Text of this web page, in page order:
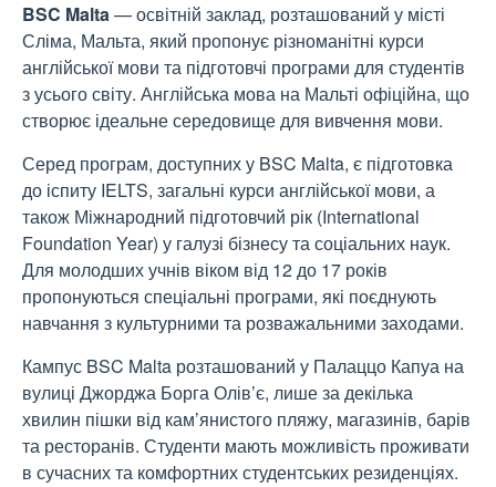
BSC Malta— освітній заклад, розташований у місті
Сліма, Мальта, який пропонує різноманітні курси
англійської мови та підготовчі програми для студентів
з усього світу. Англійська мова на Мальті офіційна, що
створює ідеальне середовище для вивчення мови.
Серед програм, доступних у BSC Malta, є підготовка
до іспиту IELTS, загальні курси англійської мови, а
також Міжнародний підготовчий рік (International
Foundation Year) у галузі бізнесу та соціальних наук.
Для молодших учнів віком від 12 до 17 років
пропонуються спеціальні програми, які поєднують
навчання з культурними та розважальними заходами.
Кампус BSC Malta розташований у Палаццо Капуа на
вулиці Джорджа Борга Олів’є, лише за декілька
хвилин пішки від кам’янистого пляжу, магазинів, барів
та ресторанів. Студенти мають можливість проживати
в сучасних та комфортних студентських резиденціях.